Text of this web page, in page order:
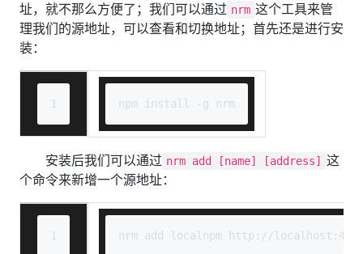
址，就不那么方便了；我们可以通过 nrm 这个工具来管
理我们的源地址，可以查看和切换地址；首先还是进行安
装：
1 npm install -g nrm
安装后我们可以通过 nrm add [name] [address]
这
个命令来新增一个源地址：
1 nrm add localnpm http://